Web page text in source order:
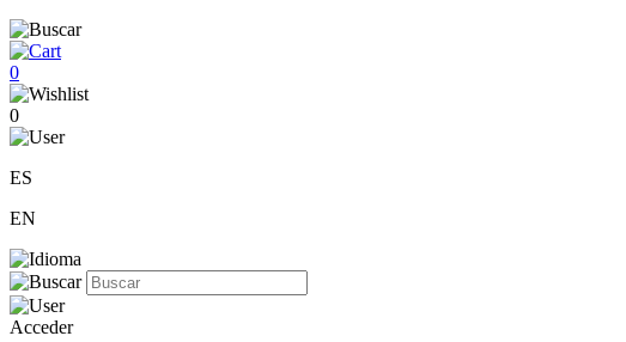
0
0
ES
EN
Acceder